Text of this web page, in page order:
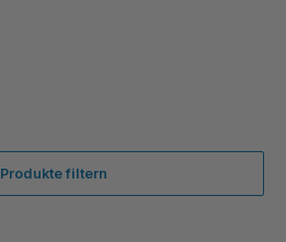
Produkte filtern